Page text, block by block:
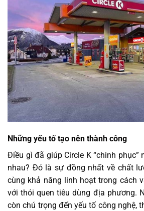
Những yếu tố tạo nên thành công
Điều gì đã giúp Circle K “chinh phục”
nhau? Đó là sự đồng nhất về chất
cùng khả năng linh hoạt trong cách
với thói quen tiêu dùng địa phương.
còn chú trọng đến yếu tố công nghệ,